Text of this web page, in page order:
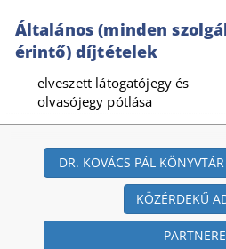
Általános (minden
érintő) díjtételek
elveszett látogatójegy és
olvasójegy pótlása
DR. KOVÁCS PÁL
KÖZÉRDEKŰ